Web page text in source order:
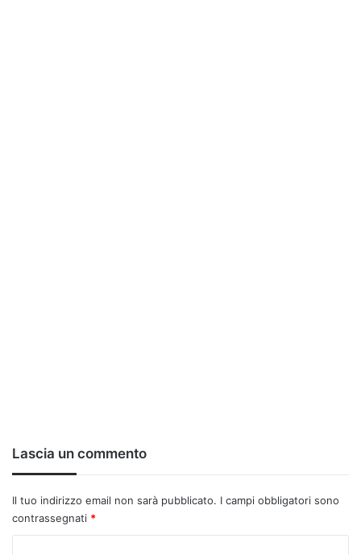
Lascia un commento
Il tuo indirizzo email non sarà pubblicato. I campi obbligatori sono
contrassegnati *